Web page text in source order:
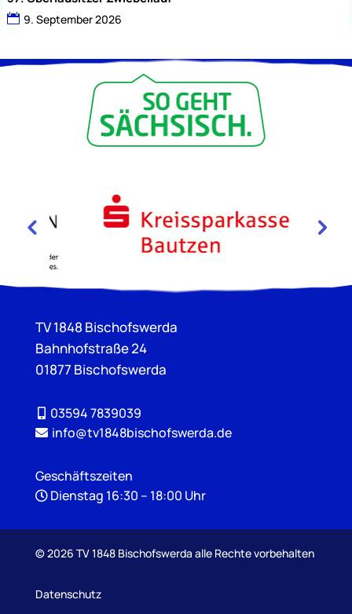
9. September 2026
TV 1848 Bischofswerda
Bahnhofstraße 24
01877 Bischofswerda
03594 7839039
info@tv1848bischofswerda.de
Geschäftszeiten
Dienstag 16:30 – 18:00 Uhr
©2026 TV 1848 Bischofswerda alle Rechte vorbehalten
Datenschutz